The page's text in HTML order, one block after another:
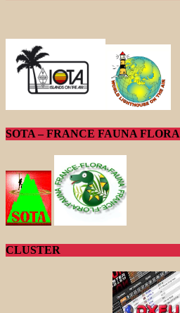
SOTA – FRANCE FAUNA FLORA
CLUSTER